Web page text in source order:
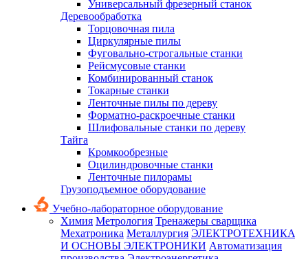
Универсальный фрезерный станок
Деревообработка
Торцовочная пила
Циркулярные пилы
Фуговально-строгальные станки
Рейсмусовые станки
Комбинированный станок
Токарные станки
Ленточные пилы по дереву
Форматно-раскроечные станки
Шлифовальные станки по дереву
Тайга
Кромкообрезные
Оцилиндровочные станки
Ленточные пилорамы
Грузоподъемное оборудование
Учебно-лабораторное оборудование
Химия Метрология Тренажеры сварщика
Мехатроника Металлургия ЭЛЕКТРОТЕХНИКА
И ОСНОВЫ ЭЛЕКТРОНИКИ Автоматизация